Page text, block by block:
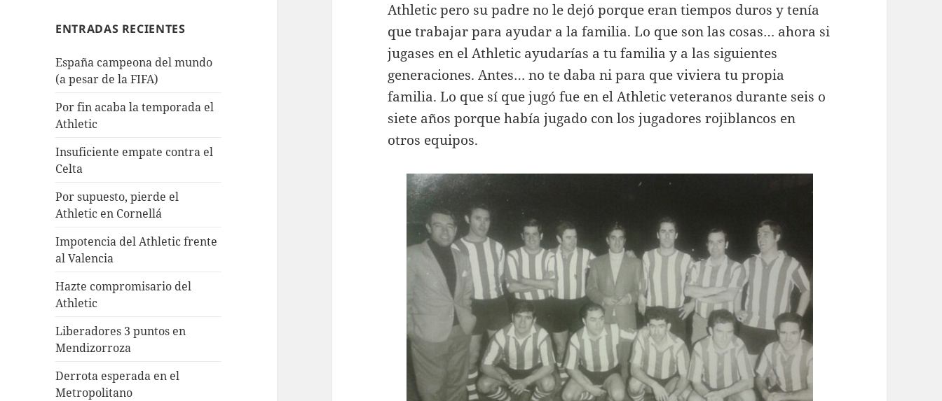
ENTRADAS RECIENTES
España campeona del mundo
(a pesar de la FIFA)
Por fin acaba la temporada el
Athletic
Insuficiente empate contra el
Celta
Por supuesto, pierde el
Athletic en Cornellá
Impotencia del Athletic frente
al Valencia
Hazte compromisario del
Athletic
Liberadores 3 puntos en
Mendizorroza
Derrota esperada en el
Metropolitano
Athletic pero su padre no le dejó porque eran tiempos duros y tenía
que trabajar para ayudar a la familia. Lo que son las cosas… ahora si
jugases en el Athletic ayudarías a tu familia y a las siguientes
generaciones. Antes… no te daba ni para que viviera tu propia
familia. Lo que sí que jugó fue en el Athletic veteranos durante seis o
siete años porque había jugado con los jugadores rojiblancos en
otros equipos.